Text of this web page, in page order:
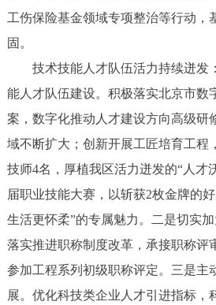
工伤保险基金领域专项整治等行动，
固。
技术技能人才队伍活力持续迸发
能人才队伍建设。积极落实北京市数
案，数字化推动人才建设方向高级研
域不断扩大；创新开展工匠培育工程
技师4名，厚植我区活力迸发的“人才
届职业技能大赛，以斩获2枚金牌的
生活更怀柔”的专属魅力。二是切实加
落实推进职称制度改革，承接职称评
参加工程系列初级职称评定。三是主
展。优化科技类企业人才引进指标，